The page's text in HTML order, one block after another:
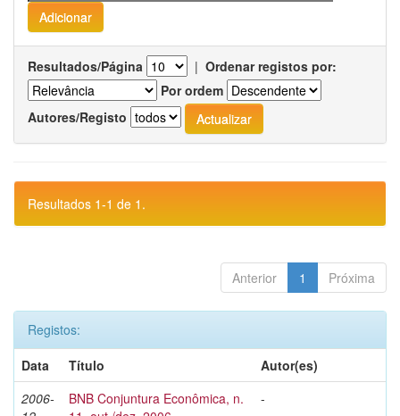
Resultados/Página | Ordenar registos por:
Por ordem
Autores/Registo
Resultados 1-1 de 1.
Anterior 1 Próxima
Registos:
Data
Título
Autor(es)
2006-
BNB Conjuntura Econômica, n.
-